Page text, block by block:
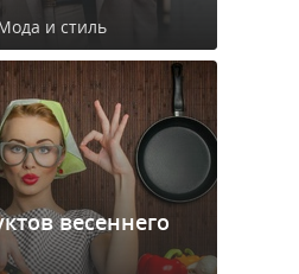
и стиль
весеннего